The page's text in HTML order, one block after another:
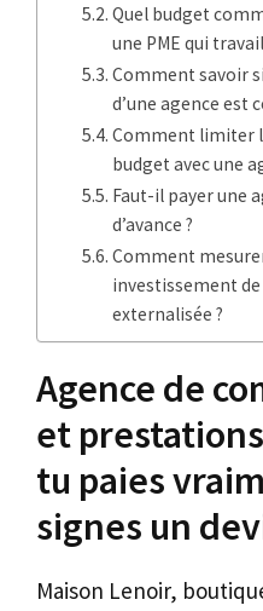
Quel budget
une PME qui
Comment savoir
d’une agence est
Comment limiter
budget avec une
Faut-il payer une
d’avance ?
Comment
investissement
externalisée ?
Agence de
et
tu paies
signes un
Maison Lenoir,